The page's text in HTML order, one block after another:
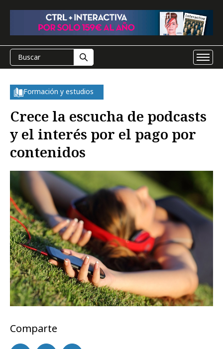
Formación y estudios
Crece la escucha de podcasts
y el interés por el pago por
contenidos
Comparte